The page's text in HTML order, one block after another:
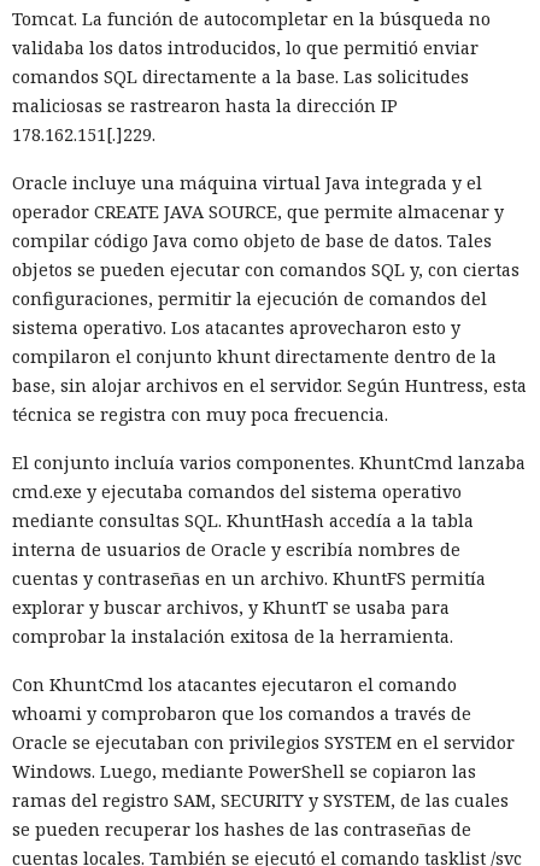
fragmentos de código que han cambiado. Según pruebas de
Vercel, una compilación de un proyecto que antes tardaba
21 segundos ahora se completa en 9,2 segundos — una
aceleración de 2,3 veces. El desplazamiento de memoria,
activado por defecto en modo de desarrollo, mueve los datos
no solicitados al disco cuando se aproxima al umbral de
carga y los vuelve a cargar cuando es necesario.
En modo experimental está disponible un nuevo
compilador de React escrito en Rust, integrado directamente
en Turbopack. Evita la configuración manual de lamemoiza
ciónque antes requería pasar el código por eltranspilador
Babel, y es capaz de reducir el tiempo de compilación en un
34% en arranque en frío y en un 46% en recompilación.
código. El paso a TypeScript versión 7, reescrito en Go, según
la estimación del equipo de Next.js acelera el
funcionamiento aproximadamente diez veces. En el
servidor, renunciar a la conversión de los web streams a
favor de los streams nativos de Node.js en toda la capa de
renderizado permite procesar un 22% más de solicitudes
sin cambiar el código de las aplicaciones.
Entre otras novedades figuran la unificación de la carga útil
para reducir el número de solicitudes de precarga, un
mejor caché de archivos estáticos, la herramienta de
depuración Instant Navigations, que muestra los
componentes lentos, documentación con soporte de
versiones para agentes de IA, límites propios de manejo de
Tomcat. La función de autocompletar en la búsqueda no
validaba los datos introducidos, lo que permitió enviar
comandos SQL directamente a la base. Las solicitudes
maliciosas se rastrearon hasta la dirección IP
178.162.151[.]229.
Oracle incluye una máquina virtual Java integrada y el
operador CREATE JAVA SOURCE, que permite almacenar y
compilar código Java como objeto de base de datos. Tales
objetos se pueden ejecutar con comandos SQL y, con ciertas
configuraciones, permitir la ejecución de comandos del
sistema operativo. Los atacantes aprovecharon esto y
compilaron el conjunto khunt directamente dentro de la
base, sin alojar archivos en el servidor. Según Huntress, esta
técnica se registra con muy poca frecuencia.
El conjunto incluía varios componentes. KhuntCmd lanzaba
cmd.exe y ejecutaba comandos del sistema operativo
mediante consultas SQL. KhuntHash accedía a la tabla
interna de usuarios de Oracle y escribía nombres de
cuentas y contraseñas en un archivo. KhuntFS permitía
explorar y buscar archivos, y KhuntT se usaba para
comprobar la instalación exitosa de la herramienta.
Con KhuntCmd los atacantes ejecutaron el comando
whoami y comprobaron que los comandos a través de
Oracle se ejecutaban con privilegios SYSTEM en el servidor
Windows. Luego, mediante PowerShell se copiaron las
ramas del registro SAM, SECURITY y SYSTEM, de las cuales
se pueden recuperar los hashes de las contraseñas de
cuentas locales. También se ejecutó el comando tasklist /svc